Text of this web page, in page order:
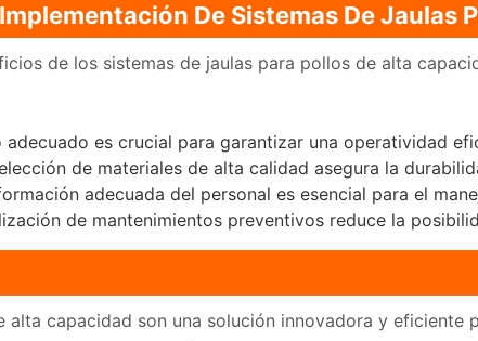
De Sistemas De Jaulas
de los sistemas de jaulas para pollos de alta
adecuado es crucial para garantizar una operatividad
de materiales de alta calidad asegura la
adecuada del personal es esencial para el
de mantenimientos preventivos reduce la
alta capacidad son una solución innovadora y eficiente